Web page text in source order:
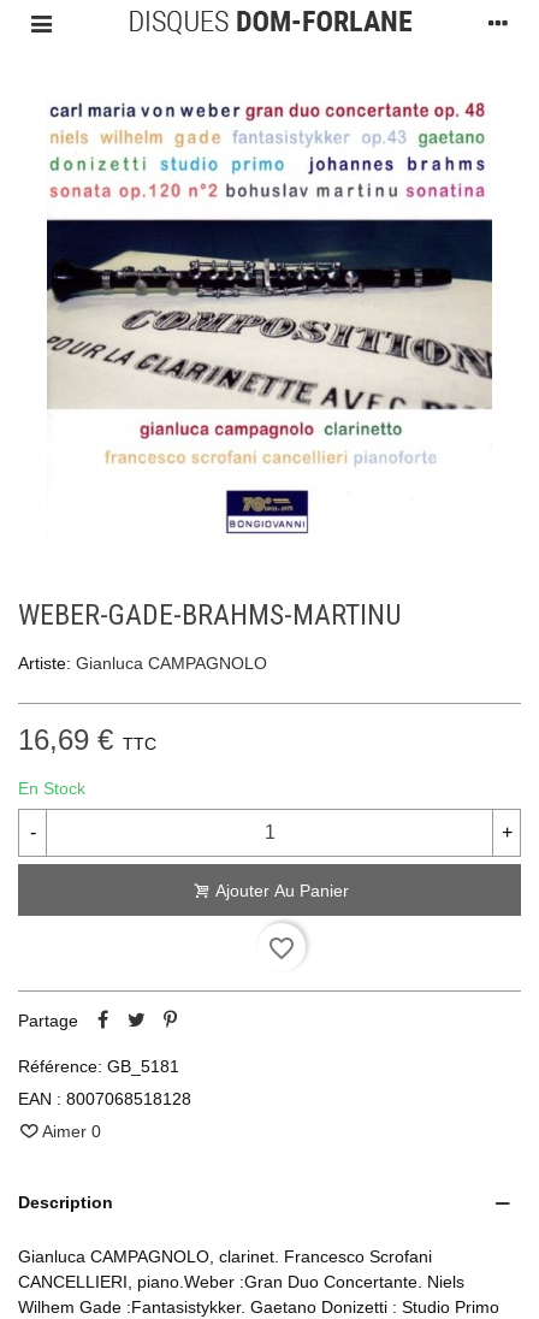
WEBER-GADE-BRAHMS-MARTINU
Artiste: Gianluca CAMPAGNOLO
16,69 € TTC
En Stock
- +
Ajouter Au Panier
favorite_border
Partage
Référence: GB_5181
EAN : 8007068518128
Aimer 0
Description
Gianluca CAMPAGNOLO, clarinet. Francesco Scrofani
CANCELLIERI, piano.Weber :Gran Duo Concertante. Niels
Wilhem Gade :Fantasistykker. Gaetano Donizetti : Studio Primo